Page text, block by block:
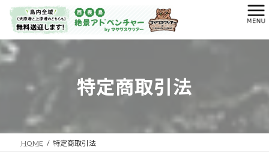
ン
ツ
ー
シ
特定商取引法
HOME 特定商取引法